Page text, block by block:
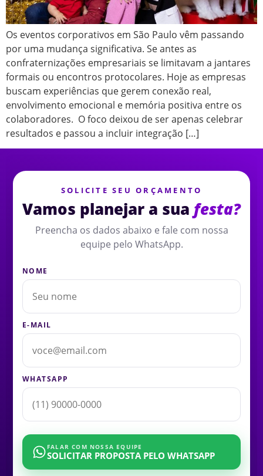
Os eventos corporativos em São Paulo vêm passando
por uma mudança significativa. Se antes as
confraternizações empresariais se limitavam a jantares
formais ou encontros protocolares. Hoje as empresas
buscam experiências que gerem conexão real,
envolvimento emocional e memória positiva entre os
colaboradores. O foco deixou de ser apenas celebrar
resultados e passou a incluir integração […]
SOLICITE SEU ORÇAMENTO
Vamos planejar a sua festa?
Preencha os dados abaixo e fale com nossa
equipe pelo WhatsApp.
NOME
E-MAIL
WHATSAPP
FALAR COM NOSSA EQUIPE
SOLICITAR PROPOSTA PELO WHATSAPP